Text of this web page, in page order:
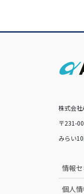
株式会社
〒231-
みらい
情報
個人